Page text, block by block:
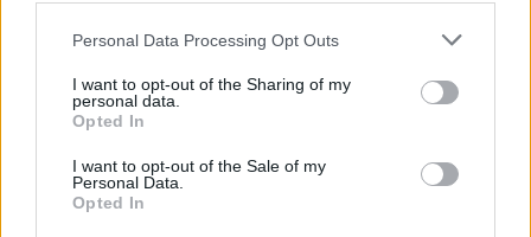
Please note that this website/app uses one or more Google
not limited to your visit or usage behaviour. You may click to
grant or deny consent to Google and its third-party tags to
use your data for below specified purposes in below Google
consent section.
Personal Data Processing Opt Outs
I want to opt-out of the Sharing of my
personal data.
Opted In
I want to opt-out of the Sale of my
Personal Data.
Opted In